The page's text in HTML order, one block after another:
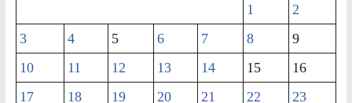
1
2
3
4 5 6 7 8
9
10
11 12 13 14 15
16
17
18 19 20 21 22
23